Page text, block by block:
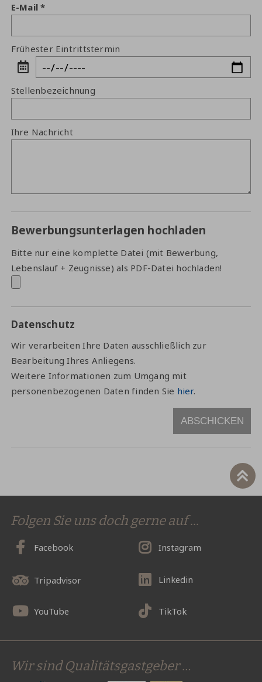
E-Mail
Frühester Eintrittstermin
Stellenbezeichnung
Ihre Nachricht
Bewerbungsunterlagen hochladen
Bitte nur eine komplette Datei (mit Bewerbung,
Lebenslauf + Zeugnisse) als PDF-Datei hochladen!
Datenschutz
Wir verarbeiten Ihre Daten ausschließlich zur
Bearbeitung Ihres Anliegens.
Weitere Informationen zum Umgang mit
personenbezogenen Daten finden Sie hier.
ABSCHICKEN
Folgen Sie uns doch gerne auf ...
Facebook Instagram
Tripadvisor Linkedin
YouTube TikTok
Wir sind Qualitätsgastgeber …